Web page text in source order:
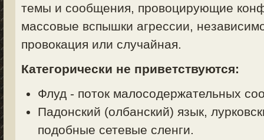
темы и сообщения, провоцирующие
массовые вспышки агрессии,
провокация или случайная.
Категорически не приветствуются:
Флуд - поток малосодержательных
Падонский (олбанский) язык,
подобные сетевые сленги.